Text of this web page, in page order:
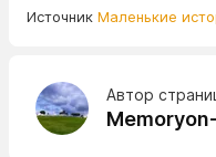
Источник Маленькие
Автор